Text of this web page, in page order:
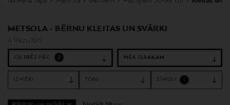
VISAS PRECES SIEVIETĒM VĪRIEŠIEM BĒRNIEM MĀJAI
METSOLA - BĒRNU KLEITAS UN SVĀRKI
4 Rezultāti
FILTRĒT PĒC 2
IZMĒRI TOŅI ZĪMOLI